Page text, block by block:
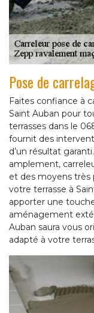
Pose de
Faites confiance à
Saint Auban pour
terrasses dans le
fournit des
d’un résultat
amplement,
et des moyens très
votre terrasse à
apporter une
aménagement
Auban saura vous
adapté à votre